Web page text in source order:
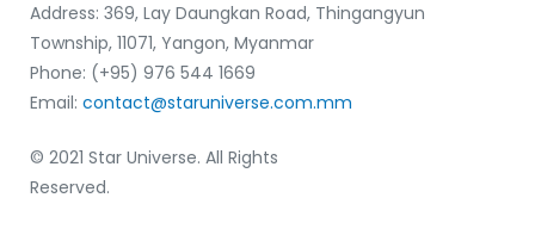
Address: 369, Lay Daungkan Road, Thingangyun
Township, 11071, Yangon, Myanmar
Phone: (+95) 976 544 1669‬
Email: contact@staruniverse.com.mm
© 2021 Star Universe. All Rights
Reserved.